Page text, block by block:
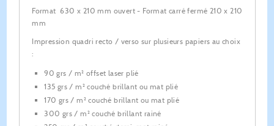
Format 630 x 210 mm ouvert - Format carré fermé 210 x 210
mm
Impression quadri recto / verso sur plusieurs papiers au choix
:
90 grs / m² offset laser plié
135 grs / m² couché brillant ou mat plié
170 grs / m² couché brillant ou mat plié
300 grs / m² couché brillant rainé